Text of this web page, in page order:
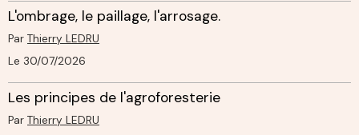
L'ombrage, le paillage, l'arrosage.
Par Thierry LEDRU
Le 30/07/2026
Les principes de l'agroforesterie
Par Thierry LEDRU